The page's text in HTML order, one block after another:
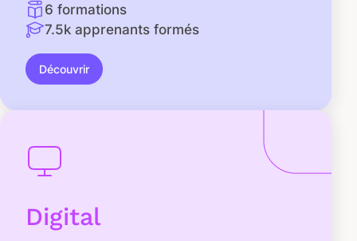
6 formations
7.5k apprenants formés
Découvrir
Digital